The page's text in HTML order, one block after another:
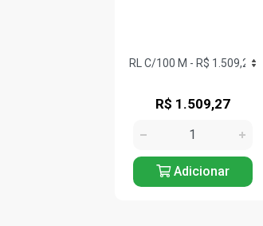
R$ 1.509,27
Adicionar